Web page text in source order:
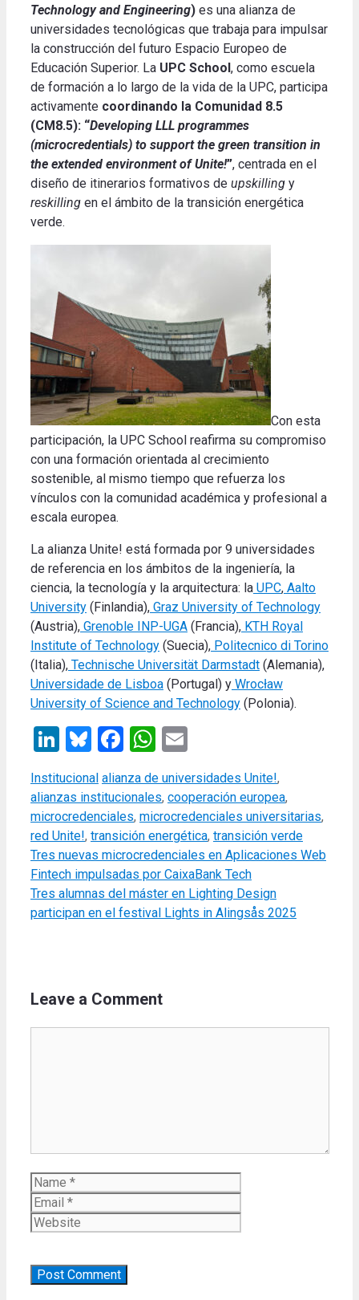
Technology and Engineering) es una alianza de
universidades tecnológicas que trabaja para impulsar
la construcción del futuro Espacio Europeo de
Educación Superior. La UPC School , como escuela
de formación a lo largo de la vida de la UPC, participa
activamente coordinando la Comunidad 8.5
(CM8.5): “Developing LLL programmes
(microcredentials) to support the green transition in
the extended environment of Unite!”, centrada en el
diseño de itinerarios formativos de upskilling y
reskilling en el ámbito de la transición energética
verde.
Con esta
participación, la UPC School reafirma su compromiso
con una formación orientada al crecimiento
sostenible, al mismo tiempo que refuerza los
vínculos con la comunidad académica y profesional a
escala europea.
La alianza Unite! está formada por 9 universidades
de referencia en los ámbitos de la ingeniería, la
ciencia, la tecnología y la arquitectura: la UPC, Aalto
University (Finlandia), Graz University of Technology
(Austria), Grenoble INP-UGA (Francia), KTH Royal
Institute of Technology (Suecia), Politecnico di Torino
(Italia), Technische Universität Darmstadt (Alemania),
Universidade de Lisboa (Portugal) y Wrocław
University of Science and Technology (Polonia).
LinkedIn
Bluesky
Facebook
WhatsApp
Categories
Institucional Tags
alianza de universidades Unite!,
alianzas institucionales, cooperación europea,
microcredenciales, microcredenciales universitarias,
red Unite!, transición energética, transición verde
Tres nuevas microcredenciales en Aplicaciones Web
Fintech impulsadas por CaixaBank Tech
Tres alumnas del máster en Lighting Design
participan en el festival Lights in Alingsås 2025
Leave a Comment
Name